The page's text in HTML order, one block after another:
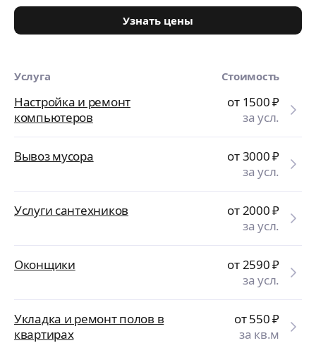
Узнать цены
Услуга Стоимость
Настройка и ремонт
компьютеров
от 1500₽
за усл.
Вывоз мусора от 3000₽
за усл.
Услуги сантехников от 2000₽
за усл.
Оконщики от 2590₽
за усл.
Укладка и ремонт полов в
квартирах
от 550₽
за кв.м